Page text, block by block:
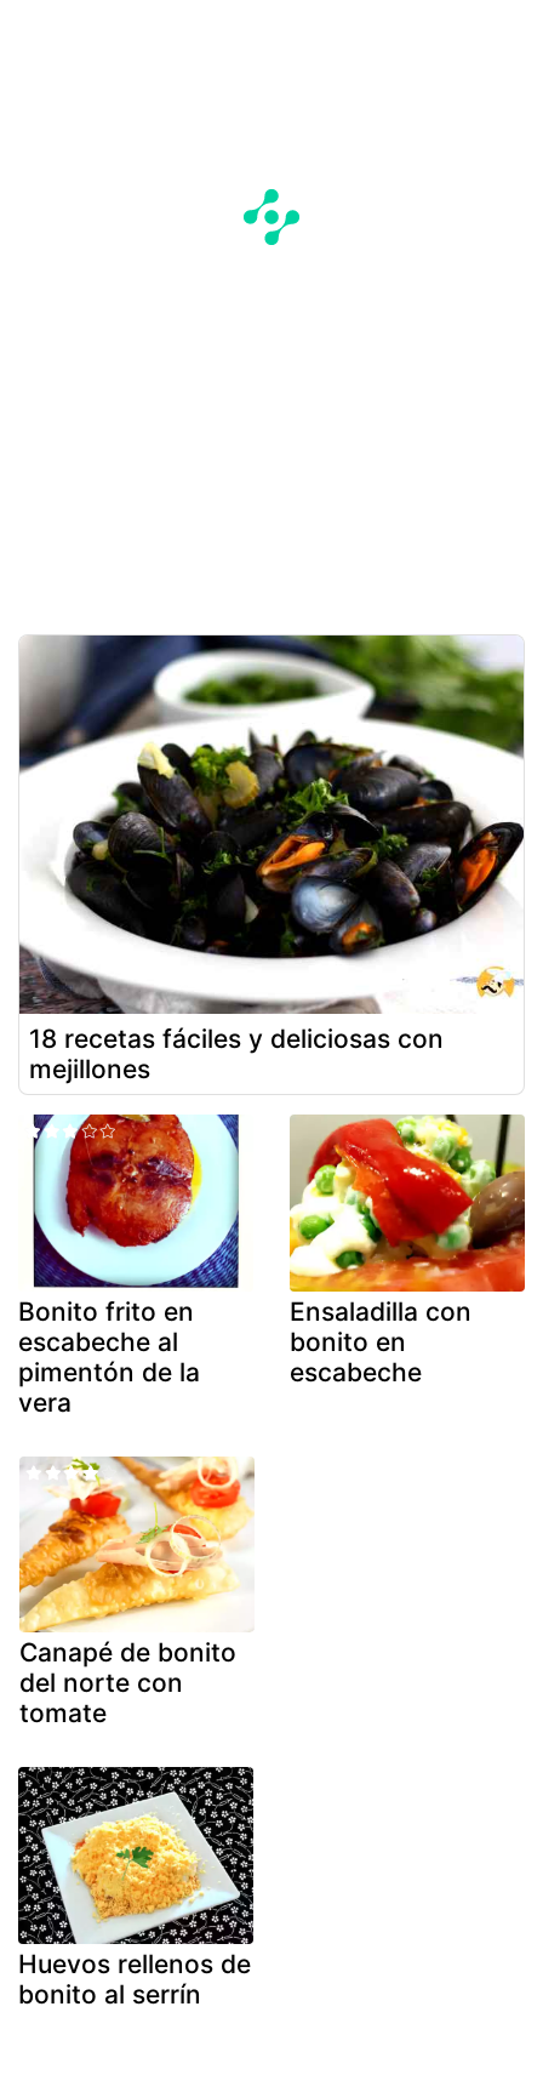
18 recetas fáciles y deliciosas con
mejillones
Bonito frito en
escabeche al
pimentón de la
vera
Ensaladilla con
bonito en
escabeche
Canapé de bonito
del norte con
tomate
Huevos rellenos de
bonito al serrín